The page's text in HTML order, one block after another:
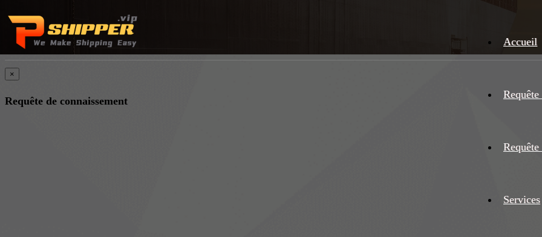
Accueil
Services
×
Requête de connaissement